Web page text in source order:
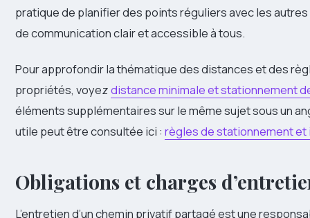
pratique de planifier des points réguliers avec les
de communication clair et accessible à tous.
Pour approfondir la thématique des distances et des
propriétés, voyezdistance minimale et stationnement
éléments supplémentaires sur le même sujet sous un
utile peut être consultée ici : règles de stationnement
Obligations et charges
L’entretien d’un chemin privatif partagé est une